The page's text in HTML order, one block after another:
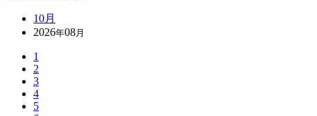
10月
2026年08月
1
2
3
4
5